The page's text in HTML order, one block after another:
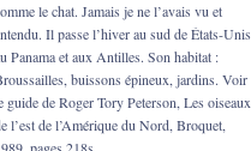
le chat. Jamais je ne l’avais vu et
Il passe l’hiver au sud de États-Unis,
Panama et aux Antilles. Son habitat :
buissons épineux, jardins. Voir
guide de Roger Tory Peterson, Les oiseaux
l’est de l’Amérique du Nord, Broquet,